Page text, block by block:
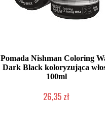
Pomada Nishman Coloring
Dark Black koloryzująca
100ml
26,35 zł